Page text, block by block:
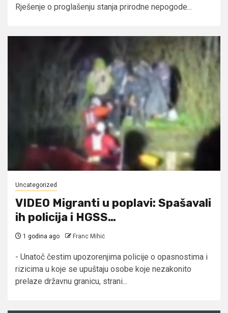
Rješenje o proglašenju stanja prirodne nepogode...
Uncategorized
VIDEO Migranti u poplavi: Spašavali
ih policija i HGSS…
1 godina ago Franc Mihić
- Unatoč čestim upozorenjima policije o opasnostima i
rizicima u koje se upuštaju osobe koje nezakonito
prelaze državnu granicu, strani...